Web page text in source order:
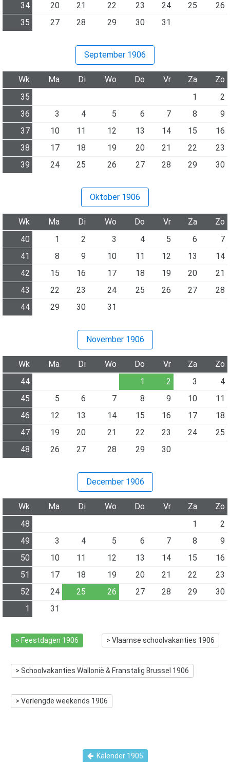
34
20 21 22 23 24 25
26
35
27 28 29 30 31
September 1906
Wk Ma Di Wo Do Vr Za
Zo
35
1
2
36
3 4 5 6 7 8
9
37
10 11 12 13 14 15
16
38
17 18 19 20 21 22
23
39
24 25 26 27 28 29 30
Oktober 1906
Wk Ma Di Wo Do Vr Za
Zo
40
1 2 3 4 5 6
7
41
8 9 10 11 12 13
14
42
15 16 17 18 19 20
21
43
22 23 24 25 26 27
28
44
29 30 31
November 1906
Wk Ma Di Wo Do Vr Za
Zo
44
1 2 3
4
45
5 6 7 8 9 10
11
46
12 13 14 15 16 17
18
47
19 20 21 22 23 24
25
48
26 27 28 29 30
December 1906
Wk Ma Di Wo Do Vr Za
Zo
48
1
2
49
3 4 5 6 7 8
9
50
10 11 12 13 14 15
16
51
17 18 19 20 21 22
23
52
24 25 26 27 28 29
30
1
31
> Feestdagen 1906 > Vlaamse schoolvakanties 1906
> Schoolvakanties Wallonië & Franstalig Brussel 1906
> Verlengde weekends 1906
Kalender 1905